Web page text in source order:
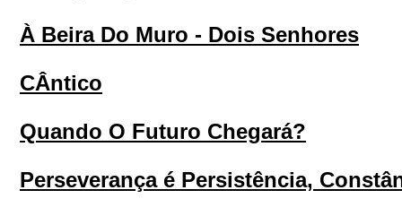
À Beira Do Muro - Dois Senhores
CÂntico
Quando O Futuro Chegará?
Perseverança é Persistência,